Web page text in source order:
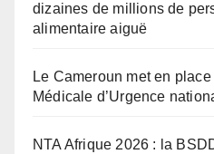
dizaines de millions de
alimentaire aiguë
Le Cameroun met en
Médicale d’Urgence
NTA Afrique 2026 : la